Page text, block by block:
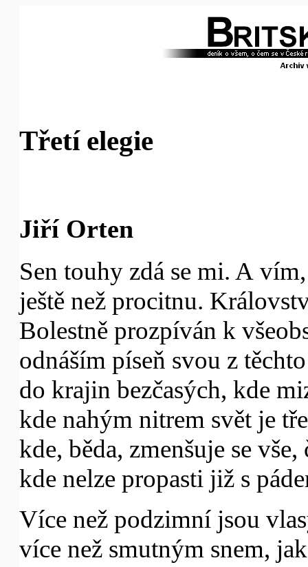
Třetí elegie
Jiří Orten
Sen touhy zdá se mi. A
ještě než procitnu.
Bolestně prozpíván k
odnáším píseň svou z
do krajin bezčasých, kde
kde nahým nitrem svět je
kde, běda, zmenšuje se
kde nelze propasti již s
Více než podzimní jsou
více než smutným snem,